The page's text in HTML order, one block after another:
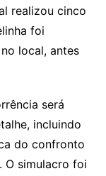
realizou cinco
foi
local, antes
será
incluindo
do confronto
O simulacro foi